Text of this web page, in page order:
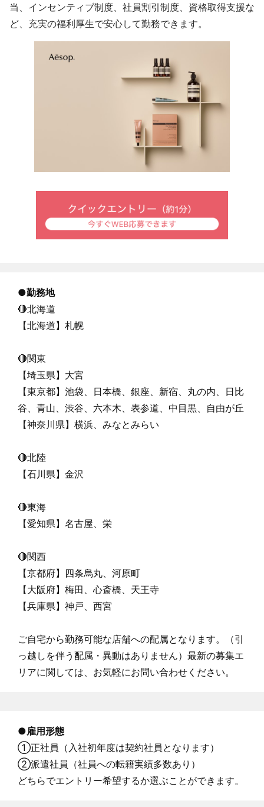
当、インセンティブ制度、社員割引制度、資格取得支援な
ど、充実の福利厚生で安心して勤務できます。
●勤務地
🔴北海道
【北海道】札幌
🔴関東
【埼玉県】大宮
【東京都】池袋、日本橋、銀座、新宿、丸の内、日比
谷、青山、渋谷、六本木、表参道、中目黒、自由が丘
【神奈川県】横浜、みなとみらい
🔴北陸
【石川県】金沢
🔴東海
【愛知県】名古屋、栄
🔴関西
【京都府】四条烏丸、河原町
【大阪府】梅田、心斎橋、天王寺
【兵庫県】神戸、西宮
ご自宅から勤務可能な店舗への配属となります。（引
っ越しを伴う配属・異動はありません）最新の募集エ
リアに関しては、お気軽にお問い合わせください。
●雇用形態
①正社員（入社初年度は契約社員となります）
②派遣社員（社員への転籍実績多数あり）
どちらでエントリー希望するか選ぶことができます。